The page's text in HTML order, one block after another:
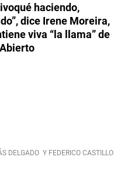
haciendo,
dice Irene Moreira,
viva “la llama” de
DELGADO Y FEDERICO CASTILLO